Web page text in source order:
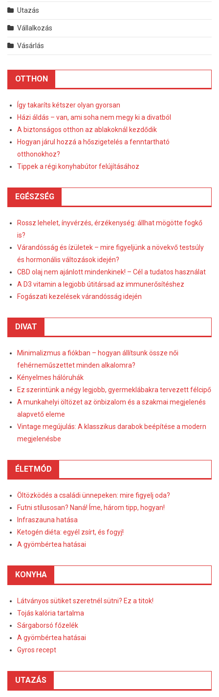
Utazás
Vállalkozás
Vásárlás
OTTHON
Így takaríts kétszer olyan gyorsan
Házi áldás – van, ami soha nem megy ki a divatból
A biztonságos otthon az ablakoknál kezdődik
Hogyan járul hozzá a hőszigetelés a fenntartható
otthonokhoz?
Tippek a régi konyhabútor felújításához
EGÉSZSÉG
Rossz lehelet, ínyvérzés, érzékenység: állhat mögötte fogkő
is?
Várandósság és ízületek – mire figyeljünk a növekvő testsúly
és hormonális változások idején?
CBD olaj nem ajánlott mindenkinek! – Cél a tudatos használat
A D3 vitamin a legjobb útitársad az immunerősítéshez
Fogászati kezelések várandósság idején
DIVAT
Minimalizmus a fiókban – hogyan állítsunk össze női
fehérneműszettet minden alkalomra?
Kényelmes hálóruhák
Ez szerintünk a négy legjobb, gyermeklábakra tervezett félcipő
A munkahelyi öltözet az önbizalom és a szakmai megjelenés
alapvető eleme
Vintage megújulás: A klasszikus darabok beépítése a modern
megjelenésbe
ÉLETMÓD
Öltözködés a családi ünnepeken: mire figyelj oda?
Futni stílusosan? Naná! Íme, három tipp, hogyan!
Infraszauna hatása
Ketogén diéta: egyél zsírt, és fogyj!
A gyömbértea hatásai
KONYHA
Látványos sütiket szeretnél sütni? Ez a titok!
Tojás kalória tartalma
Sárgaborsó főzelék
A gyömbértea hatásai
Gyros recept
UTAZÁS